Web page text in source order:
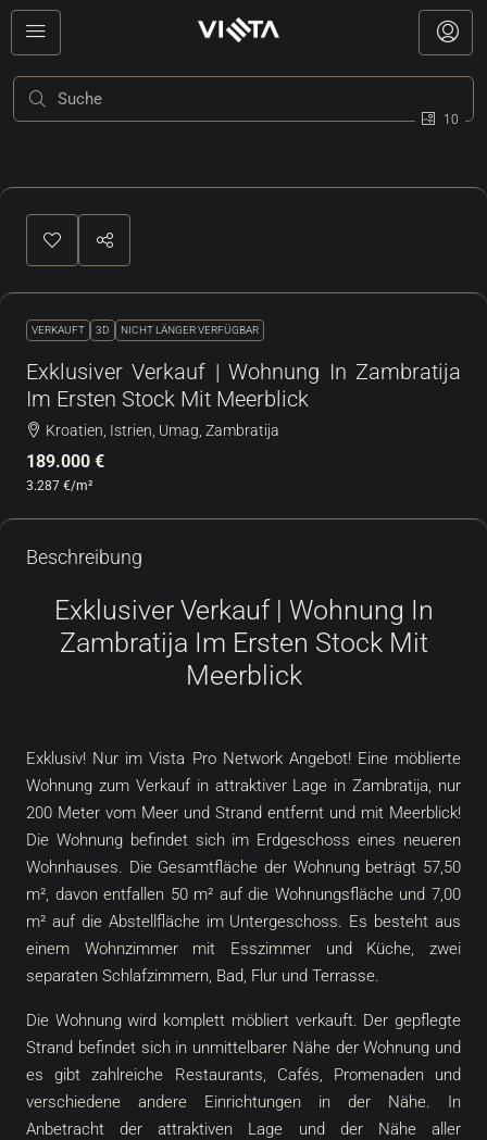
10
VERKAUFT 3D NICHT LÄNGER VERFÜGBAR
Exklusiver Verkauf | Wohnung In Zambratija
Im Ersten Stock Mit Meerblick
Kroatien, Istrien, Umag, Zambratija
189.000 €
3.287 €/m²
Beschreibung
Exklusiver Verkauf | Wohnung In
Zambratija Im Ersten Stock Mit
Meerblick
Exklusiv! Nur im Vista Pro Network Angebot! Eine möblierte
Wohnung zum Verkauf in attraktiver Lage in Zambratija, nur
200 Meter vom Meer und Strand entfernt und mit Meerblick!
Die Wohnung befindet sich im Erdgeschoss eines neueren
Wohnhauses. Die Gesamtfläche der Wohnung beträgt 57,50
m², davon entfallen 50 m² auf die Wohnungsfläche und 7,00
m² auf die Abstellfläche im Untergeschoss. Es besteht aus
einem Wohnzimmer mit Esszimmer und Küche, zwei
separaten Schlafzimmern, Bad, Flur und Terrasse.
Die Wohnung wird komplett möbliert verkauft. Der gepflegte
Strand befindet sich in unmittelbarer Nähe der Wohnung und
es gibt zahlreiche Restaurants, Cafés, Promenaden und
verschiedene andere Einrichtungen in der Nähe. In
Anbetracht der attraktiven Lage und der Nähe aller